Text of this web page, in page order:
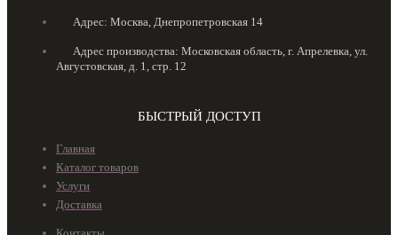
Адрес: Москва, Днепропетровская 14
Адрес производства: Московская область, г. Апрелевка, ул.
Августовская, д. 1, стр. 12
БЫСТРЫЙ ДОСТУП
Главная
Каталог товаров
Услуги
Доставка